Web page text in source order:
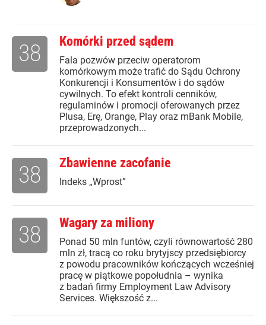
Komórki przed sądem
Fala pozwów przeciw operatorom
komórkowym może trafić do Sądu Ochrony
Konkurencji i Konsumentów i do sądów
cywilnych. To efekt kontroli cenników,
regulaminów i promocji oferowanych przez
Plusa, Erę, Orange, Play oraz mBank Mobile,
przeprowadzonych...
38
Zbawienne zacofanie
Indeks „Wprost”
38
Wagary za miliony
Ponad 50 mln funtów, czyli równowartość 280
mln zł, tracą co roku brytyjscy przedsiębiorcy
z powodu pracowników kończących wcześniej
pracę w piątkowe popołudnia – wynika
z badań firmy Employment Law Advisory
Services. Większość z...
38